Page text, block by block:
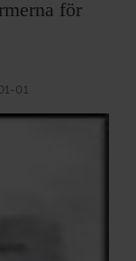
för
01